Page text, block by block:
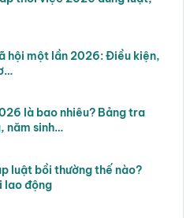
hội một lần 2026: Điều kiện,
là bao nhiêu? Bảng tra
năm sinh…
luật bồi thường thế nào?
lao động